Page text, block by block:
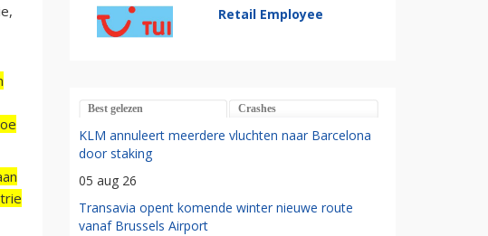
Retail Employee
Best gelezen Crashes
KLM annuleert meerdere vluchten naar Barcelona
door staking
05 aug 26
Transavia opent komende winter nieuwe route
vanaf Brussels Airport